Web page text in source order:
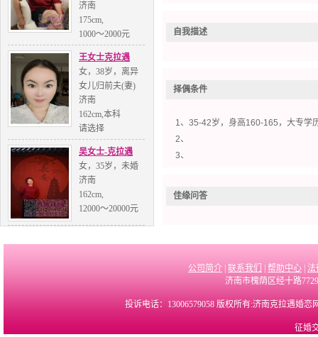
济南
175cm,
1000～2000元
王女士克拉遇
女，38岁，离异
女儿归前夫(妻)
济南
162cm,本科
请选择
吴女士-克拉遇
女，35岁，未婚
济南
162cm,
12000～20000元
自我描述
择偶条件
1、35-42岁，身高160-165，大专学
2、
3、
佳缘问答
公司简介 联系我们 帮助中心
法
济南市槐荫区经十路
投诉电话：13006579058 版权所有:济南克拉遇婚
征婚